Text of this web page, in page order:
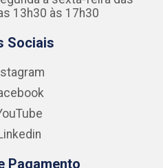
13h30 às 17h30
Sociais
Pagamento